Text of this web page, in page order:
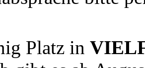
Platz in